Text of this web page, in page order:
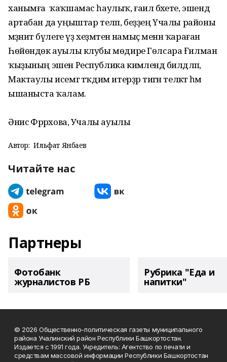
ханымға ҡаҡшамас һаулыҡ, ғаилә бәхете, эшендә
артабан да уңыштар теләп, беҙҙең Үчалы районы
мәҙәниәт бүлеге үҙ хеҙмәтенә намыҫ менән ҡараған
Һөйөндөк ауылы клубы мөдире Гөлсара Ғилман
ҡыҙының эшен Республика кимәлендә билдәләп,
Мактаулы исемгә тәҡдим итерҙәр тигән теләктә һәм
ышаныста ҡалам.
Әнисә Фәррәхова, Учалы ауылы
Автор: Ильфат Янбаев
Читайте нас
Партнеры
Фотобанк
журналистов РБ
Рубрика "Еда и
напитки"
© 2026 Общественно-политическая газеты муниципального
района Учалинский район Республики Башкортостан.
Издается с 1991 года. Учредитель: Агентство по печати и
средствам массовой информации Республики Башкортостан